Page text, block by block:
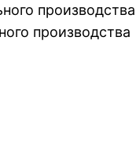
производства
производства